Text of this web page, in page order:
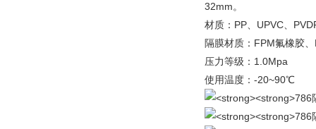
32mm。
材质：PP、UPVC、
隔膜材质：FPM氟橡胶
压力等级：1.0Mpa
使用温度：-20~90℃